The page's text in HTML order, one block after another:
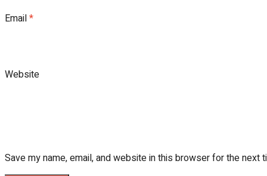
Email*
Website
Save my name, email, and website in this browser for the next